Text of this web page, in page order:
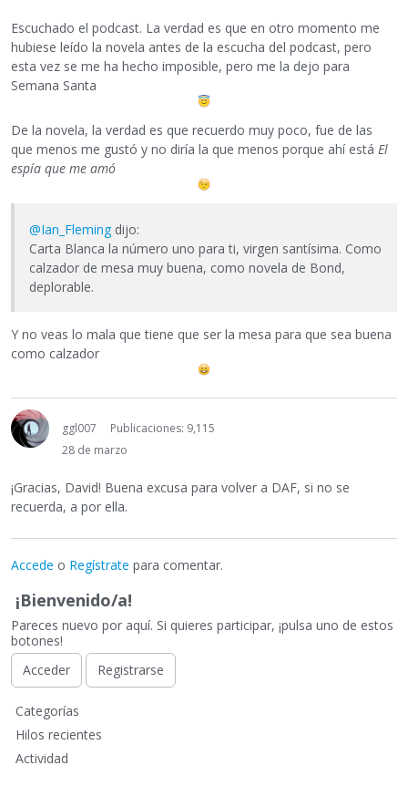
Escuchado el podcast. La verdad es que en otro momento me
hubiese leído la novela antes de la escucha del podcast, pero
esta vez se me ha hecho imposible, pero me la dejo para
Semana Santa
De la novela, la verdad es que recuerdo muy poco, fue de las
que menos me gustó y no diría la que menos porque ahí está El
espía que me amó
@Ian_Fleming dijo:
Carta Blanca la número uno para ti, virgen santísima. Como
calzador de mesa muy buena, como novela de Bond,
deplorable.
Y no veas lo mala que tiene que ser la mesa para que sea buena
como calzador
ggl007
Publicaciones: 9,115
28 de marzo
¡Gracias, David! Buena excusa para volver a DAF, si no se
recuerda, a por ella.
Accede o Regístrate para comentar.
¡Bienvenido/a!
Pareces nuevo por aquí. Si quieres participar, ¡pulsa uno de estos
botones!
Acceder
Registrarse
E
n
a
Categorías
Hilos recientes
Actividad